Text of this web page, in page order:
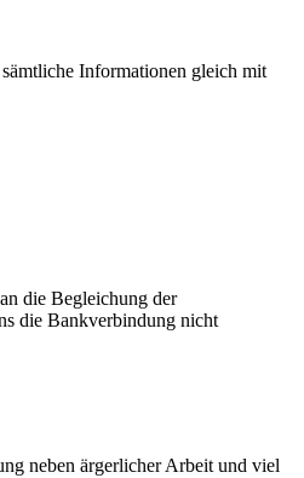
Informationen gleich mit
die Begleichung der
die Bankverbindung nicht
neben ärgerlicher Arbeit und viel